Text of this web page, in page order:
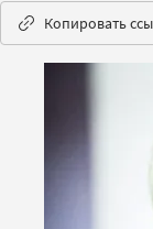
Копировать